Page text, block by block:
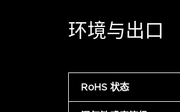
环境与出口
RoHS 状态